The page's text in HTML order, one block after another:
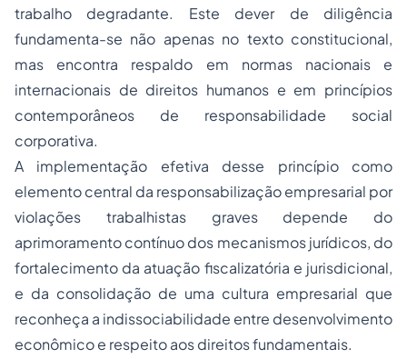
trabalho degradante. Este dever de diligência
fundamenta-se não apenas no texto constitucional,
mas encontra respaldo em normas nacionais e
internacionais de direitos humanos e em princípios
contemporâneos de responsabilidade social
corporativa.
A implementação efetiva desse princípio como
elemento central da responsabilização empresarial por
violações trabalhistas graves depende do
aprimoramento contínuo dos mecanismos jurídicos, do
fortalecimento da atuação fiscalizatória e jurisdicional,
e da consolidação de uma cultura empresarial que
reconheça a indissociabilidade entre desenvolvimento
econômico e respeito aos direitos fundamentais.